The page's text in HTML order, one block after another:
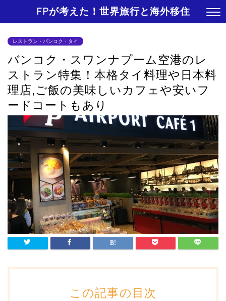
FPが考えた！世界旅行と海外移住
レストラン・バンコク・タイ
バンコク・スワンナプーム空港のレ
ストラン特集！本格タイ料理や日本料
理店,ご飯の美味しいカフェや安いフ
ードコートもあり
この記事の目次